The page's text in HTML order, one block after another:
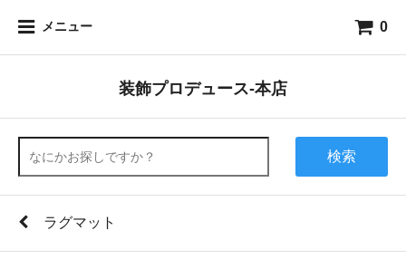
メニュー 0
装飾プロデュース-本店
検索
ラグマット